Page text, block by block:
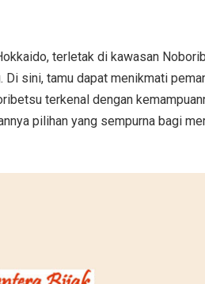
terletak di kawasan
sini, tamu dapat menikmati
terkenal dengan
pilihan yang sempurna bagi